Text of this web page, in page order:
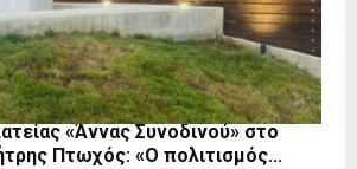
«Άννας Συνοδινού» στο
Πτωχός: «Ο πολιτισμός...